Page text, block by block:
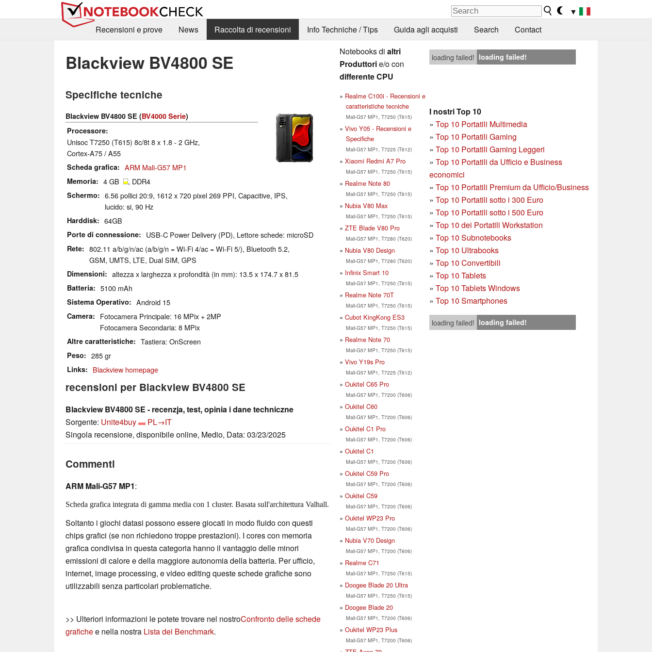
▼
Recensioni e prove
News Raccolta di recensioni Info Techniche / Tips Guida agli acquisti Search Contact
Blackview BV4800 SE
Specifiche tecniche
Blackview BV4800 SE (BV4000 Serie)
Processore
Unisoc T7250 (T615) 8c/8t 8 x 1.8 - 2 GHz,
Cortex-A75 / A55
Scheda grafica ARM Mali-G57 MP1
Memoria 4 GB , DDR4
Schermo
6.56 pollici 20:9, 1612 x 720 pixel 269 PPI, Capacitive, IPS,
lucido: si, 90 Hz
Harddisk 64GB
Porte di connessione USB-C Power Delivery (PD), Lettore schede: microSD
Rete
802.11 a/b/g/n/ac (a/b/g/n = Wi-Fi 4/ac = Wi-Fi 5/), Bluetooth 5.2,
GSM, UMTS, LTE, Dual SIM, GPS
Dimensioni altezza x larghezza x profondità (in mm): 13.5 x 174.7 x 81.5
Batteria 5100 mAh
Sistema Operativo Android 15
Camera
Fotocamera Principale: 16 MPix + 2MP
Fotocamera Secondaria: 8 MPix
Altre caratteristiche Tastiera: OnScreen
Peso 285 gr
Links Blackview homepage
recensioni per Blackview BV4800 SE
Blackview BV4800 SE - recenzja, test, opinia i dane techniczne
Sorgente: Unite4buy
PL→IT
Singola recensione, disponibile online, Medio, Data: 03/23/2025
Commenti
ARM Mali-G57 MP1:
Scheda grafica integrata di gamma media con 1 cluster. Basata sull'architettura Valhall.
Soltanto i giochi datasi possono essere giocati in modo fluido con questi
chips grafici (se non richiedono troppe prestazioni). I cores con memoria
grafica condivisa in questa categoria hanno il vantaggio delle minori
emissioni di calore e della maggiore autonomia della batteria. Per ufficio,
internet, image processing, e video editing queste schede grafiche sono
utilizzabili senza particolari problematiche.
>> Ulteriori informazioni le potete trovare nel nostroConfronto delle schede
grafichee nella nostra Lista dei Benchmark.
Notebooks di altri
Produttorie/o con
differente CPU
Realme C100i - Recensioni e
caratteristiche tecniche
Mali-G57 MP1, T7250 (T615)
Vivo Y05 - Recensioni e
Specifiche
Mali-G57 MP1, T7225 (T612)
Xiaomi Redmi A7 Pro
Mali-G57 MP1, T7250 (T615)
Realme Note 80
Mali-G57 MP1, T7250 (T615)
Nubia V80 Max
Mali-G57 MP1, T7250 (T615)
ZTE Blade V80 Pro
Mali-G57 MP1, T7280 (T620)
Nubia V80 Design
Mali-G57 MP1, T7280 (T620)
Infinix Smart 10
Mali-G57 MP1, T7250 (T615)
Realme Note 70T
Mali-G57 MP1, T7250 (T615)
Cubot KingKong ES3
Mali-G57 MP1, T7250 (T615)
Realme Note 70
Mali-G57 MP1, T7250 (T615)
Vivo Y19s Pro
Mali-G57 MP1, T7225 (T612)
Oukitel C65 Pro
Mali-G57 MP1, T7200 (T606)
Oukitel C60
Mali-G57 MP1, T7200 (T606)
Oukitel C1 Pro
Mali-G57 MP1, T7200 (T606)
Oukitel C1
Mali-G57 MP1, T7200 (T606)
Oukitel C59 Pro
Mali-G57 MP1, T7200 (T606)
Oukitel C59
Mali-G57 MP1, T7200 (T606)
Oukitel WP23 Pro
Mali-G57 MP1, T7200 (T606)
Nubia V70 Design
Mali-G57 MP1, T7200 (T606)
Realme C71
Mali-G57 MP1, T7250 (T615)
Doogee Blade 20 Ultra
Mali-G57 MP1, T7250 (T615)
Doogee Blade 20
Mali-G57 MP1, T7200 (T606)
Oukitel WP23 Plus
Mali-G57 MP1, T7200 (T606)
loading failed! loading failed!
I nostri Top 10
» Top 10 Portatili Multimedia
» Top 10 Portatili Gaming
» Top 10 Portatili Gaming Leggeri
» Top 10 Portatili da Ufficio e Business
economici
» Top 10 Portatili Premium da Ufficio/Business
» Top 10 Portatili sotto i 300 Euro
» Top 10 Portatili sotto i 500 Euro
» Top 10 dei Portatili Workstation
» Top 10 Subnotebooks
» Top 10 Ultrabooks
» Top 10 Convertibili
» Top 10 Tablets
» Top 10 Tablets Windows
» Top 10 Smartphones
loading failed! loading failed!